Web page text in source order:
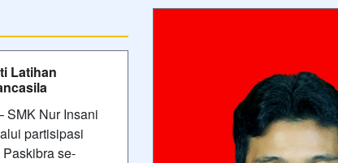
Latihan
SMK Nur Insani
partisipasi
se-